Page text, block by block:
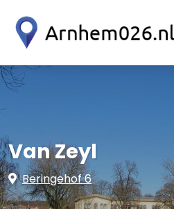
Van Zeyl
Beringehof 6